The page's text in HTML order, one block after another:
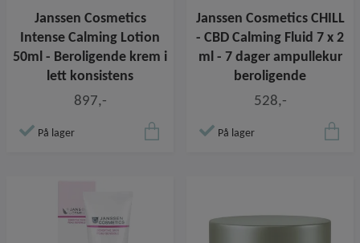
Janssen Cosmetics
Intense Calming Lotion
50ml - Beroligende krem i
lett konsistens
897,-
På lager
Janssen Cosmetics CHILL
- CBD Calming Fluid 7 x 2
ml - 7 dager ampullekur
beroligende
528,-
På lager